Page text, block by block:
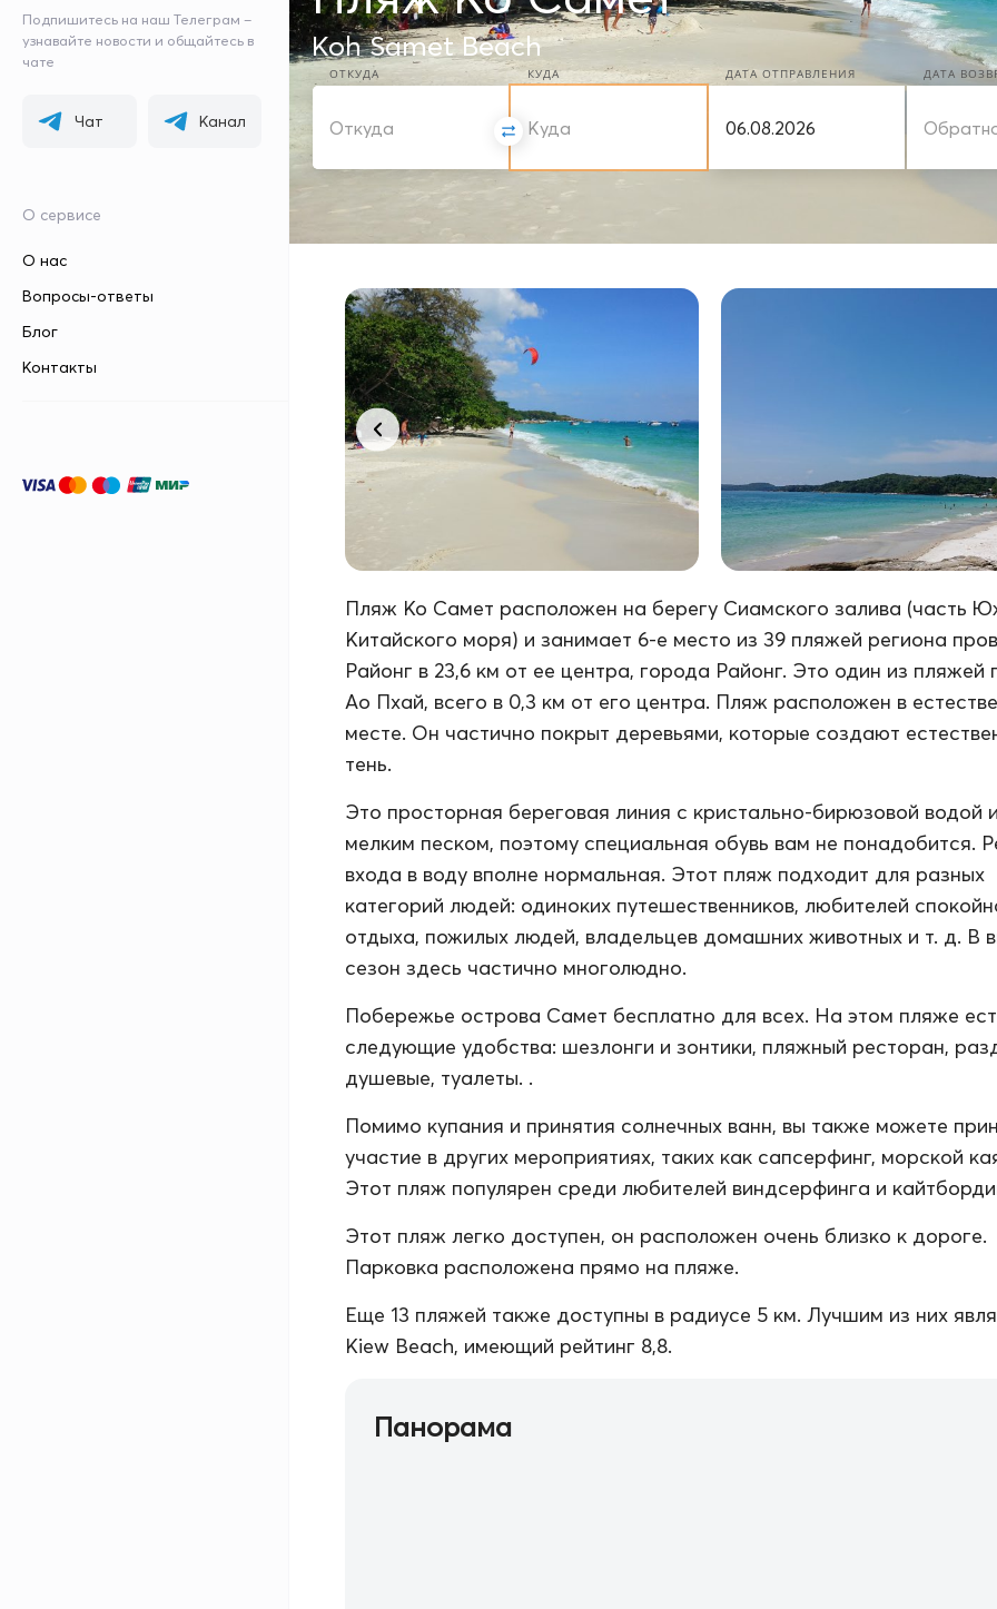
Подпишитесь на наш Телеграм –
узнавайте новости и общайтесь в
чате
Чат Канал
О сервисе
О нас
Вопросы-ответы
Блог
Контакты
Koh Samet Beach
ОТКУДА КУДА ДАТА ОТПРАВЛЕНИЯ ДАТА
Пляж Ко Самет расположен на берегу Сиамского залива (часть
Китайского моря) и занимает 6-е место из 39 пляжей региона
Районг в 23,6 км от ее центра, города Районг. Это один из пляжей
Ао Пхай, всего в 0,3 км от его центра. Пляж расположен в
месте. Он частично покрыт деревьями, которые создают
тень.
Это просторная береговая линия с кристально-бирюзовой водой
мелким песком, поэтому специальная обувь вам не понадобится.
входа в воду вполне нормальная. Этот пляж подходит для разных
категорий людей: одиноких путешественников, любителей
отдыха, пожилых людей, владельцев домашних животных и т. д. В
сезон здесь частично многолюдно.
Побережье острова Самет бесплатно для всех. На этом пляже
следующие удобства: шезлонги и зонтики, пляжный ресторан,
душевые, туалеты. .
Помимо купания и принятия солнечных ванн, вы также можете
участие в других мероприятиях, таких как сапсерфинг, морской
Этот пляж популярен среди любителей виндсерфинга и
Этот пляж легко доступен, он расположен очень близко к дороге.
Парковка расположена прямо на пляже.
Еще 13 пляжей также доступны в радиусе 5 км. Лучшим из них
Kiew Beach, имеющий рейтинг 8,8.
Панорама